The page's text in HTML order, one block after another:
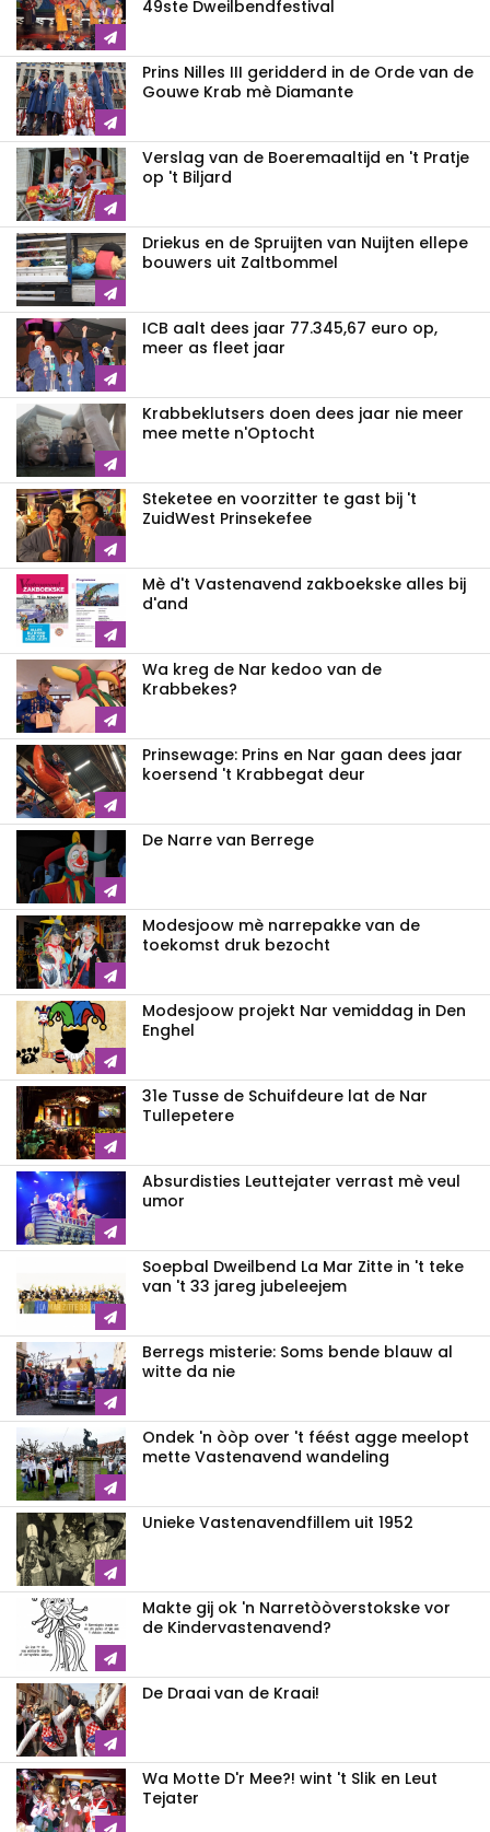
49ste Dweilbendfestival
Prins Nilles III geridderd in de Orde van de
Gouwe Krab mè Diamante
Verslag van de Boeremaaltijd en 't Pratje
op 't Biljard
Driekus en de Spruijten van Nuijten ellepe
bouwers uit Zaltbommel
ICB aalt dees jaar 77.345,67 euro op,
meer as fleet jaar
Krabbeklutsers doen dees jaar nie meer
mee mette n'Optocht
Steketee en voorzitter te gast bij 't
ZuidWest Prinsekefee
Mè d't Vastenavend zakboekske alles bij
d'and
Wa kreg de Nar kedoo van de
Krabbekes?
Prinsewage: Prins en Nar gaan dees jaar
koersend 't Krabbegat deur
De Narre van Berrege
Modesjoow mè narrepakke van de
toekomst druk bezocht
Modesjoow projekt Nar vemiddag in Den
Enghel
31e Tusse de Schuifdeure lat de Nar
Tullepetere
Absurdisties Leuttejater verrast mè veul
umor
Soepbal Dweilbend La Mar Zitte in 't teke
van 't 33 jareg jubeleejem
Berregs misterie: Soms bende blauw al
witte da nie
Ondek 'n òòp over 't féést agge meelopt
mette Vastenavend wandeling
Unieke Vastenavendfillem uit 1952
Makte gij ok 'n Narretòòverstokske vor
de Kindervastenavend?
De Draai van de Kraai!
Wa Motte D'r Mee?! wint 't Slik en Leut
Tejater